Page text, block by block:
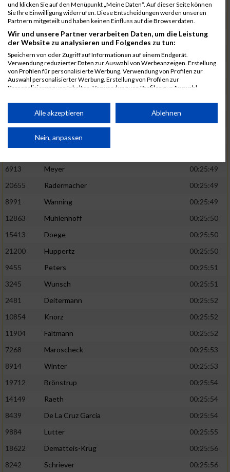
1582 Funken
00:25:42
12220
Cosma
00:25:43
9678
Exner
00:25:43
11817
Schmaul-Klaibee
6812
Koch
00:25:47
9610
Linß
00:25:47
706
Wehmeier
00:25:48
Küpper
Inhoff
6913
Meyer
00:25:49
20655
Radermacher
00:25:49
8991
Wanning
00:25:49
12863
Mühlenhoff
00:25:50
15413
Doege
00:25:50
21200
Huppertz
00:25:50
9455
Peters
00:25:51
3245
Wunsch
00:25:51
2481
Deitermann
00:25:52
10854
Knorz
00:25:52
11904
Faltmann
00:25:52
7268
Maroscheck
00:25:53
8914
Winter
00:25:53
19712
Brönstrup
00:25:54
14149
Raeth
00:25:54
8439
De La Cruz Garcia
00:25:54
9884
Lutter
00:25:55
18622
Dematteis-Krug
00:25:56
8242
Schriever
00:25:56
und klicken Sie auf den Menüpunkt „Meine Daten“. Auf dieser Seite können
Sie Ihre Einwilligung widerrufen. Diese Entscheidungen werden unseren
Partnern mitgeteilt und haben keinen Einfluss auf die Browserdaten.
Wir und unsere Partner verarbeiten Daten, um die Leistung
der Website zu analysieren und Folgendes zu tun:
Speichern von oder Zugriff auf Informationen auf einem Endgerät.
Verwendung reduzierter Daten zur Auswahl von Werbeanzeigen. Erstellung
von Profilen für personalisierte Werbung. Verwendung von Profilen zur
Auswahl personalisierter Werbung. Erstellung von Profilen zur
Personalisierung von Inhalten. Verwendung von Profilen zur Auswahl
Performance von Inhalten. Analyse von Zielgruppen durch Statistiken oder
Kombinationen von Daten aus verschiedenen Quellen. Entwicklung und
von Inhalten.
Daten können außerhalb der Europäischen Union weitergegeben und in die
Website/App.
Partnerliste anzeigen (1 IAB-Anbieter)
Wir nutzen Ihre Daten für folgende Zwecke:
Speichern von oder Zugriff auf Informationen
auf einem Endgerät
von Werbeanzeigen
Werbung
personalisierter Werbung
von Inhalten
personalisierter Inhalte
Alle akzeptieren Ablehnen
Nein, anpassen